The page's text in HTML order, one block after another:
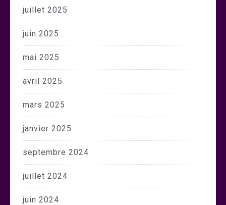
juillet 2025
juin 2025
mai 2025
avril 2025
mars 2025
janvier 2025
septembre 2024
juillet 2024
juin 2024